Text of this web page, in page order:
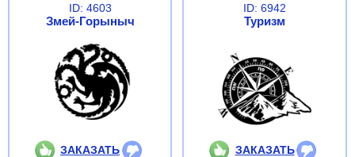
ID: 4603
Змей-Горыныч
ЗАКАЗАТЬ
ID: 6942
Туризм
ЗАКАЗАТЬ